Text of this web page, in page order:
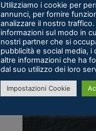
Cinema
Venice
(Frequency): la
Ruggero Melis - 7
Utilizziamo i cookie per
annunci, per fornire
analizzare il nostro
informazioni sul modo in
nostri partner che si
pubblicità e social media,
altre informazioni che ha
dal suo utilizzo dei loro
Impostazioni Cookie